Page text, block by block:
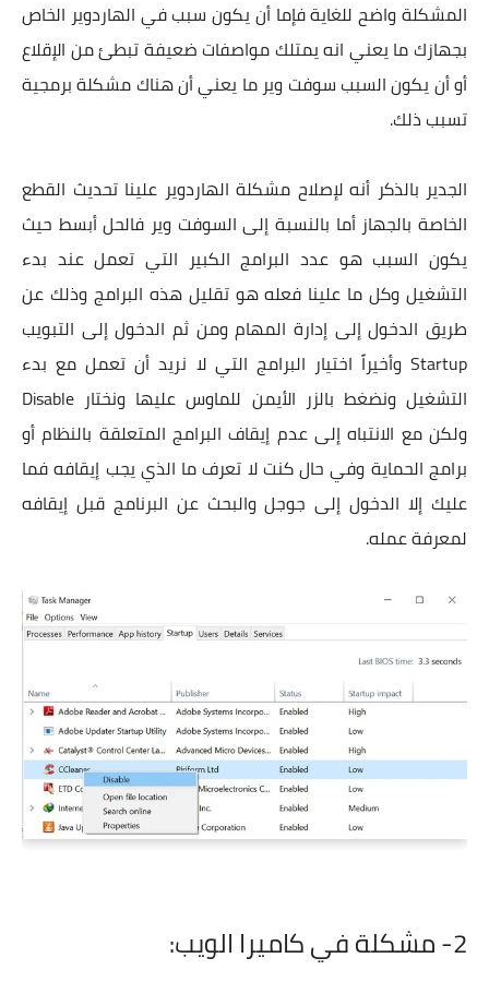
المشكلة واضح للغاية فإما أن يكون سبب في الهاردوير الخاص
بجهازك ما يعني انه يمتلك مواصفات ضعيفة تبطئ من الإقلاع
أو أن يكون السبب سوفت وير ما يعني أن هناك مشكلة برمجية
تسبب ذلك.
الجدير بالذكر أنه لإصلاح مشكلة الهاردوير علينا تحديث القطع
الخاصة بالجهاز أما بالنسبة إلى السوفت وير فالحل أبسط حيث
يكون السبب هو عدد البرامج الكبير التي تعمل عند بدء
التشغيل وكل ما علينا فعله هو تقليل هذه البرامج وذلك عن
طريق الدخول إلى إدارة المهام ومن ثم الدخول إلى التبويب
Startup وأخيراً اختيار البرامج التي لا نريد أن تعمل مع بدء
التشغيل ونضغط بالزر الأيمن للماوس عليها ونختار Disable
ولكن مع الانتباه إلى عدم إيقاف البرامج المتعلقة بالنظام أو
برامج الحماية وفي حال كنت لا تعرف ما الذي يجب إيقافه فما
عليك إلا الدخول إلى جوجل والبحث عن البرنامج قبل إيقافه
لمعرفة عمله.
2- مشكلة في كاميرا الويب: